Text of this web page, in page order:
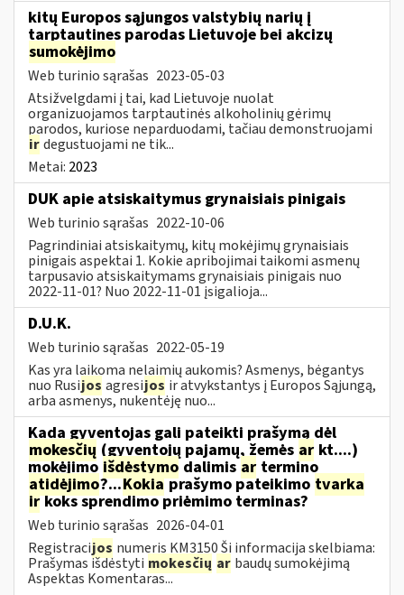
kitų Europos sąjungos valstybių narių į
tarptautines parodas Lietuvoje bei akcizų
sumokėjimo
Web turinio sąrašas 2023-05-03
Atsižvelgdami į tai, kad Lietuvoje nuolat
organizuojamos tarptautinės alkoholinių gėrimų
parodos, kuriose neparduodami, tačiau demonstruojami
irdegustuojami ne tik...
Metai: 2023
DUK apie atsiskaitymus grynaisiais pinigais
Web turinio sąrašas 2022-10-06
Pagrindiniai atsiskaitymų, kitų mokėjimų grynaisiais
pinigais aspektai 1. Kokie apribojimai taikomi asmenų
tarpusavio atsiskaitymams grynaisiais pinigais nuo
2022-11-01? Nuo 2022-11-01 įsigalioja...
D.U.K.
Web turinio sąrašas 2022-05-19
Kas yra laikoma nelaimių aukomis? Asmenys, bėgantys
nuo Rusijos agresijos ir atvykstantys į Europos Sąjungą,
arba asmenys, nukentėję nuo...
Kada gyventojas gali pateikti prašymą dėl
mokesčių (gyventojų pajamų, žemės ar kt....)
mokėjimo išdėstymo dalimis ar termino
atidėjimo?...Kokiaprašymo pateikimo tvarka
irkoks sprendimo priėmimo terminas?
Web turinio sąrašas 2026-04-01
Registracijos numeris KM3150 Ši informacija skelbiama:
Prašymas išdėstyti mokesčių ar baudų sumokėjimą
Aspektas Komentaras...